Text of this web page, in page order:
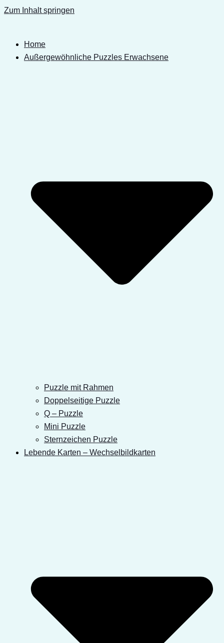
Zum Inhalt springen
Home
Außergewöhnliche Puzzles Erwachsene
Puzzle mit Rahmen
Doppelseitige Puzzle
Q – Puzzle
Mini Puzzle
Sternzeichen Puzzle
Lebende Karten – Wechselbildkarten